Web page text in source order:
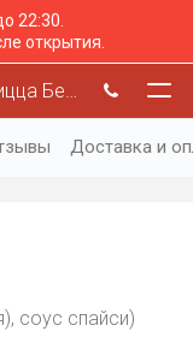
22:30.
открытия.
Доставка и
соус спайси)